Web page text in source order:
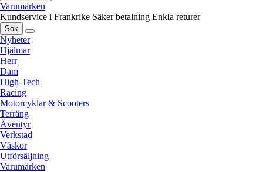
Varumärken
Kundservice i Frankrike Säker betalning Enkla returer
Sök
Nyheter
Hjälmar
Herr
Dam
High-Tech
Racing
Motorcyklar & Scooters
Terräng
Äventyr
Verkstad
Väskor
Utförsäljning
Varumärken